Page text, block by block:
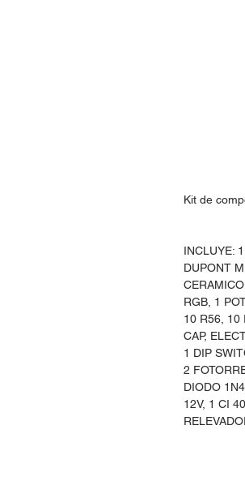
Kit de
INCLUYE:
DUPONT
RGB, 1
10 R56, 10
CAP,
1 DIP
2
DIODO
12V, 1 CI